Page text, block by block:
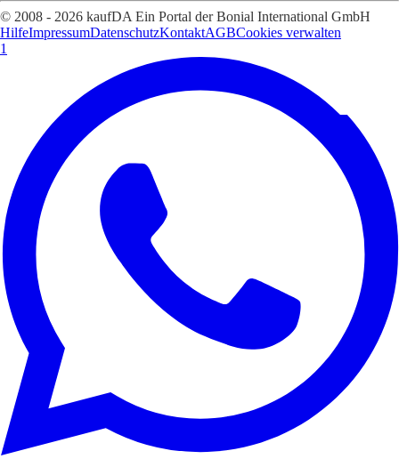
© 2008 - 2026 kaufDA Ein Portal der Bonial International GmbH
HilfeImpressumDatenschutzKontaktAGBCookies verwalten
1